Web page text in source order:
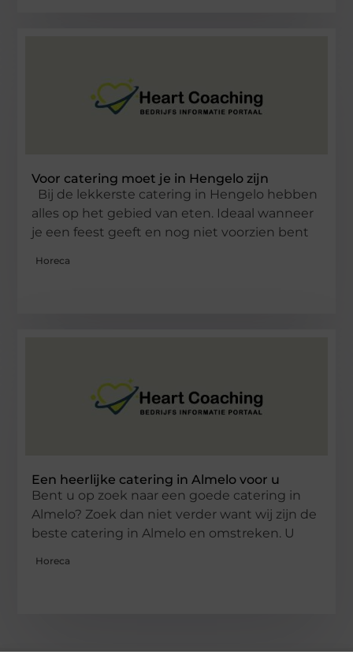
Voor catering moet je in Hengelo zijn
Bij de lekkerste catering in Hengelo hebben
alles op het gebied van eten. Ideaal wanneer
je een feest geeft en nog niet voorzien bent
Horeca
Een heerlijke catering in Almelo voor u
Bent u op zoek naar een goede catering in
Almelo? Zoek dan niet verder want wij zijn de
beste catering in Almelo en omstreken. U
Horeca